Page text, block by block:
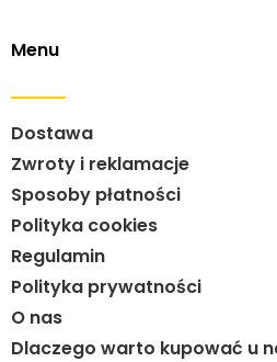
Menu
Dostawa
Zwroty i reklamacje
Sposoby płatności
Polityka cookies
Regulamin
Polityka prywatności
O nas
Dlaczego warto kupować u